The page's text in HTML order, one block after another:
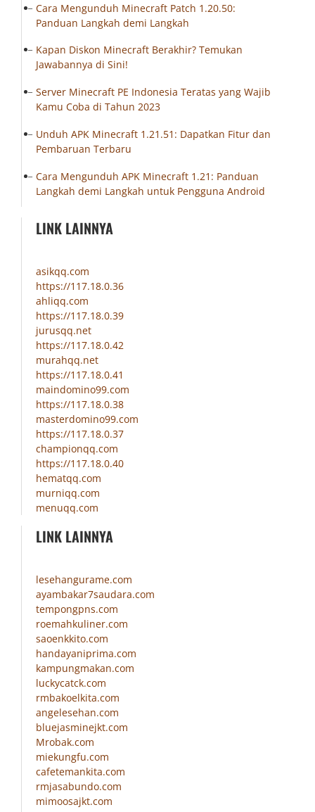
Cara Mengunduh Minecraft Patch 1.20.50:
Panduan Langkah demi Langkah
Kapan Diskon Minecraft Berakhir? Temukan
Jawabannya di Sini!
Server Minecraft PE Indonesia Teratas yang Wajib
Kamu Coba di Tahun 2023
Unduh APK Minecraft 1.21.51: Dapatkan Fitur dan
Pembaruan Terbaru
Cara Mengunduh APK Minecraft 1.21: Panduan
Langkah demi Langkah untuk Pengguna Android
LINK LAINNYA
asikqq.com
https://117.18.0.36
ahliqq.com
https://117.18.0.39
jurusqq.net
https://117.18.0.42
murahqq.net
https://117.18.0.41
maindomino99.com
https://117.18.0.38
masterdomino99.com
https://117.18.0.37
championqq.com
https://117.18.0.40
hematqq.com
murniqq.com
menuqq.com
LINK LAINNYA
lesehangurame.com
ayambakar7saudara.com
tempongpns.com
roemahkuliner.com
saoenkkito.com
handayaniprima.com
kampungmakan.com
luckycatck.com
rmbakoelkita.com
angelesehan.com
bluejasminejkt.com
Mrobak.com
miekungfu.com
cafetemankita.com
rmjasabundo.com
mimoosajkt.com